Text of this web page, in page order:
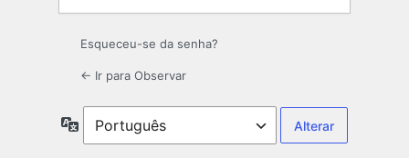
Esqueceu-se da senha?
← Ir para Observar
Idioma